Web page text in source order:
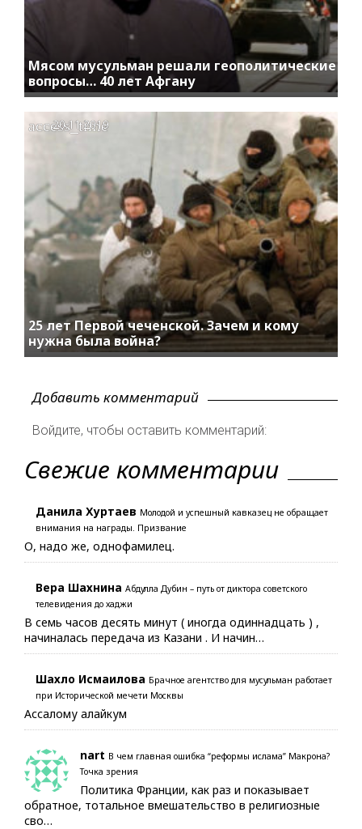
Мясом мусульман решали геополитические
вопросы… 40 лет Афгану
25 лет Первой чеченской. Зачем и кому
нужна была война?
access_time
20.11.2019
Добавить комментарий
Войдите, чтобы оставить комментарий:
Свежие комментарии
Данила Хуртаев Молодой и успешный кавказец не обращает
внимания на награды. Призвание
О, надо же, однофамилец.
Вера Шахнина Абдулла Дубин – путь от диктора советского
телевидения до хаджи
В семь часов десять минут ( иногда одиннадцать ) ,
начиналась передача из Казани . И начин…
Шахло Исмаилова Брачное агентство для мусульман работает
при Исторической мечети Москвы
Ассалому алайкум
nart В чем главная ошибка “реформы ислама” Макрона?
Точка зрения
Политика Франции, как раз и показывает
обратное, тотальное вмешательство в религиозные
сво…